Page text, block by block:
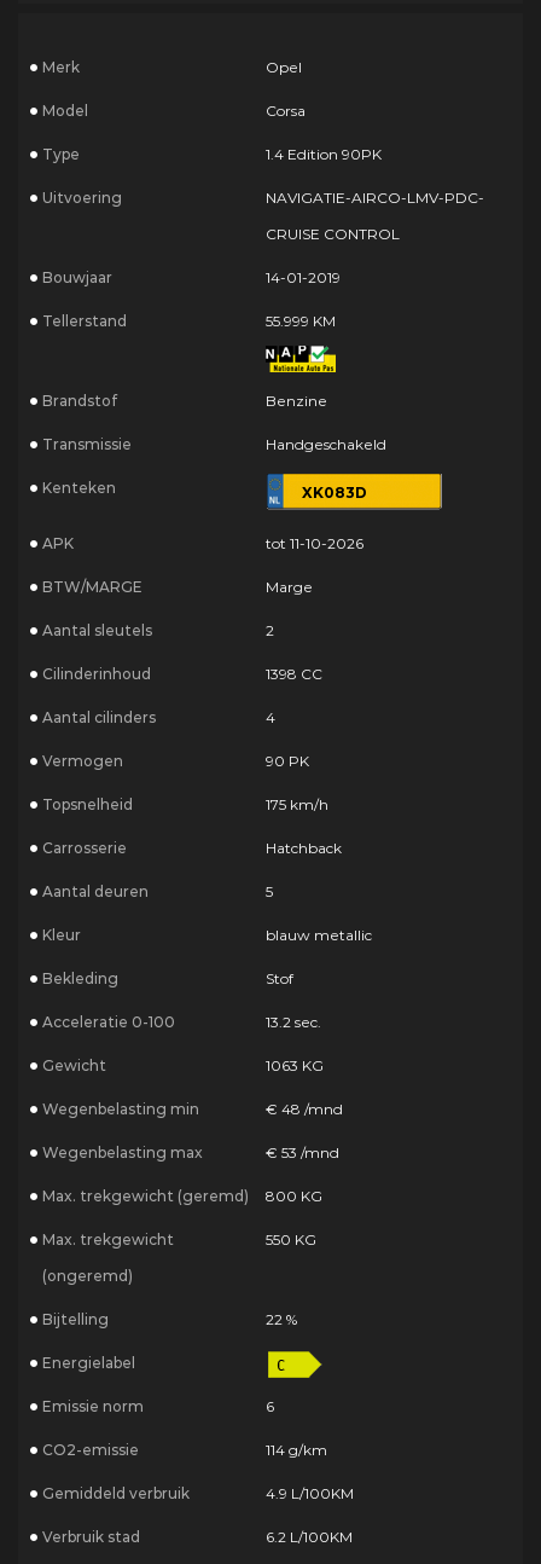
Merk Opel
Model Corsa
Type 1.4 Edition 90PK
Uitvoering
NAVIGATIE-AIRCO-LMV-PDC-
CRUISE CONTROL
Bouwjaar 14-01-2019
Tellerstand 55.999 KM
Brandstof Benzine
Transmissie Handgeschakeld
Kenteken XK083D
APK tot 11-10-2026
BTW/MARGE Marge
Aantal sleutels 2
Cilinderinhoud 1398 CC
Aantal cilinders 4
Vermogen 90 PK
Topsnelheid 175 km/h
Carrosserie Hatchback
Aantal deuren 5
Kleur blauw metallic
Bekleding Stof
Acceleratie 0-100 13.2 sec.
Gewicht 1063 KG
Wegenbelasting min € 48 /mnd
Wegenbelasting max € 53 /mnd
Max. trekgewicht (geremd) 800 KG
Max. trekgewicht
(ongeremd)
550 KG
Bijtelling 22 %
Energielabel
Emissie norm 6
CO2-emissie 114 g/km
Gemiddeld verbruik 4.9 L/100KM
Verbruik stad 6.2 L/100KM